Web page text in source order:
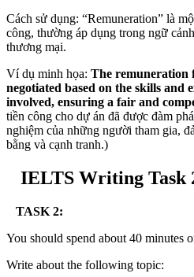
Cách sử dụng: “Remuneration” là
công, thường áp dụng trong ngữ
thương mại.
Ví dụ minh họa: The remuneration
negotiated based on the skills and
involved, ensuring a fair and
tiền công cho dự án đã được đàm
nghiệm của những người tham gia,
bằng và cạnh tranh.)
IELTS Writing Task
TASK 2:
You should spend about 40 minutes
Write about the following topic: